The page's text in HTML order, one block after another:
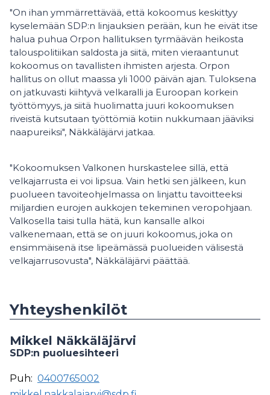
"On ihan ymmärrettävää, että kokoomus keskittyy
kyselemään SDP:n linjauksien perään, kun he eivät itse
halua puhua Orpon hallituksen tyrmäävän heikosta
talouspolitiikan saldosta ja siitä, miten vieraantunut
kokoomus on tavallisten ihmisten arjesta. Orpon
hallitus on ollut maassa yli 1000 päivän ajan. Tuloksena
on jatkuvasti kiihtyvä velkaralli ja Euroopan korkein
työttömyys, ja siitä huolimatta juuri kokoomuksen
riveistä kutsutaan työttömiä kotiin nukkumaan jääviksi
naapureiksi", Näkkäläjärvi jatkaa.
"Kokoomuksen Valkonen hurskastelee sillä, että
velkajarrusta ei voi lipsua. Vain hetki sen jälkeen, kun
puolueen tavoiteohjelmassa on linjattu tavoitteeksi
miljardien eurojen aukkojen tekeminen veropohjaan.
Valkosella taisi tulla hätä, kun kansalle alkoi
valkenemaan, että se on juuri kokoomus, joka on
ensimmäisenä itse lipeämässä puolueiden välisestä
velkajarrusovusta", Näkkäläjärvi päättää.
Yhteyshenkilöt
Mikkel Näkkäläjärvi
SDP:n puoluesihteeri
Puh: 0400765002